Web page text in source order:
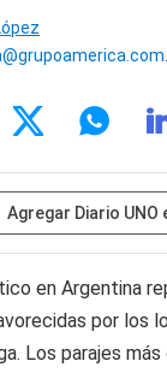
Agregar Diario UNO
en Argentina
por los
Los parajes